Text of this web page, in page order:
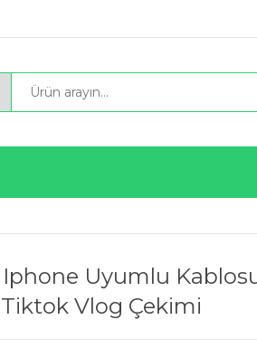
Uyumlu
Vlog Çekimi